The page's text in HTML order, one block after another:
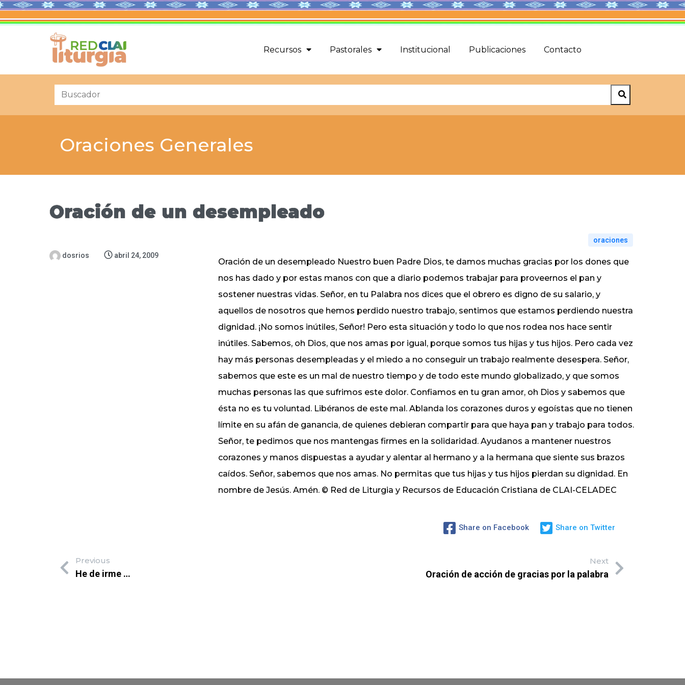
Recursos Pastorales Institucional Publicaciones Contacto
Oraciones Generales
Oración de un desempleado
dosrios abril 24, 2009
oraciones
Oración de un desempleado Nuestro buen Padre Dios, te damos muchas gracias por los dones que
nos has dado y por estas manos con que a diario podemos trabajar para proveernos el pan y
sostener nuestras vidas. Señor, en tu Palabra nos dices que el obrero es digno de su salario, y
aquellos de nosotros que hemos perdido nuestro trabajo, sentimos que estamos perdiendo nuestra
dignidad. ¡No somos inútiles, Señor! Pero esta situación y todo lo que nos rodea nos hace sentir
inútiles. Sabemos, oh Dios, que nos amas por igual, porque somos tus hijas y tus hijos. Pero cada vez
hay más personas desempleadas y el miedo a no conseguir un trabajo realmente desespera. Señor,
sabemos que este es un mal de nuestro tiempo y de todo este mundo globalizado, y que somos
muchas personas las que sufrimos este dolor. Confiamos en tu gran amor, oh Dios y sabemos que
ésta no es tu voluntad. Libéranos de este mal. Ablanda los corazones duros y egoístas que no tienen
límite en su afán de ganancia, de quienes debieran compartir para que haya pan y trabajo para todos.
Señor, te pedimos que nos mantengas firmes en la solidaridad. Ayudanos a mantener nuestros
corazones y manos dispuestas a ayudar y alentar al hermano y a la hermana que siente sus brazos
caídos. Señor, sabemos que nos amas. No permitas que tus hijas y tus hijos pierdan su dignidad. En
nombre de Jesús. Amén. © Red de Liturgia y Recursos de Educación Cristiana de CLAI-CELADEC
Share on Facebook Share on Twitter
Previous
He de irme …
Next
Oración de acción de gracias por la palabra